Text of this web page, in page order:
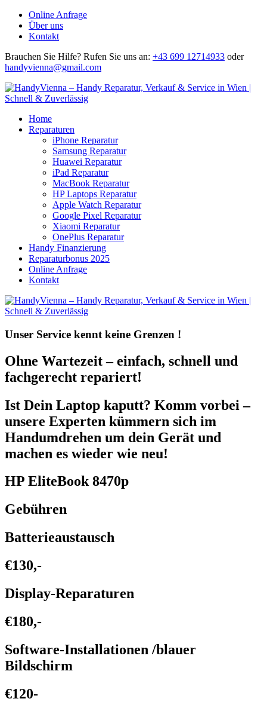
Online Anfrage
Über uns
Kontakt
Brauchen Sie Hilfe? Rufen Sie uns an: +43 699 12714933 oder
handyvienna@gmail.com
Home
Reparaturen
iPhone Reparatur
Samsung Reparatur
Huawei Reparatur
iPad Reparatur
MacBook Reparatur
HP Laptops Reparatur
Apple Watch Reparatur
Google Pixel Reparatur
Xiaomi Reparatur
OnePlus Reparatur
Handy Finanzierung
Reparaturbonus 2025
Online Anfrage
Kontakt
Unser Service kennt keine Grenzen !
Ohne Wartezeit – einfach, schnell und
fachgerecht repariert!
Ist Dein Laptop kaputt? Komm vorbei –
unsere Experten kümmern sich im
Handumdrehen um dein Gerät und
machen es wieder wie neu!
HP EliteBook 8470p
Gebühren
Batterieaustausch
€130,-
Display-Reparaturen
€180,-
Software-Installationen /blauer
Bildschirm
€120-